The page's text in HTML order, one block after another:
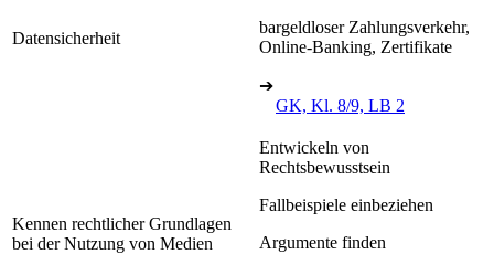
Datensicherheit
bargeldloser Zahlungsverkehr,
Online-Banking, Zertifikate
➔
GK, Kl. 8/9, LB 2
Kennen rechtlicher Grundlagen
bei der Nutzung von Medien
Entwickeln von
Rechtsbewusstsein
Fallbeispiele einbeziehen
Argumente finden